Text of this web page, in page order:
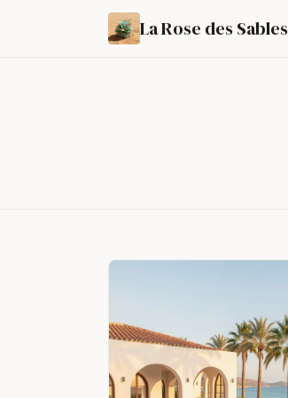
La Rose des Sables